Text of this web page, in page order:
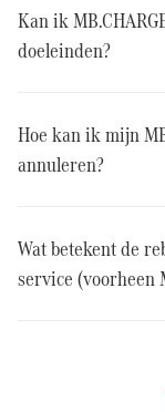
Kan ik
doeleinden?
Hoe kan ik mijn
annuleren?
Wat betekent de
service (voorheen